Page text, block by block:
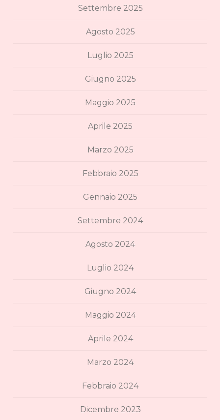
Settembre 2025
Agosto 2025
Luglio 2025
Giugno 2025
Maggio 2025
Aprile 2025
Marzo 2025
Febbraio 2025
Gennaio 2025
Settembre 2024
Agosto 2024
Luglio 2024
Giugno 2024
Maggio 2024
Aprile 2024
Marzo 2024
Febbraio 2024
Dicembre 2023